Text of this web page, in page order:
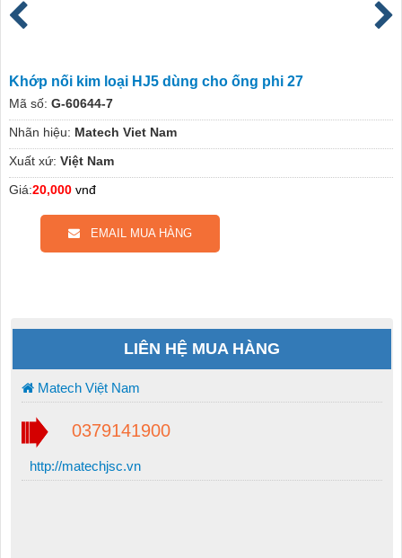
Khớp nối kim loại HJ5 dùng cho ống phi 27
Mã số: G-60644-7
Nhãn hiệu: Matech Viet Nam
Xuất xứ: Việt Nam
Giá:20,000 vnđ
EMAIL MUA HÀNG
LIÊN HỆ MUA HÀNG
Matech Việt Nam
0379141900
http://matechjsc.vn